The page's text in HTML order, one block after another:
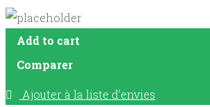
Add to cart
Comparer
Ajouter à la liste d’envies